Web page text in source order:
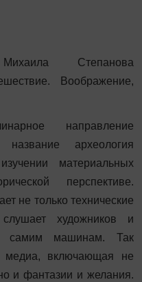
Степанова
Воображение,
направление
название археология
материальных
перспективе.
не только технические
художников и
самим машинам. Так
медиа, включающая не
и фантазии и желания.